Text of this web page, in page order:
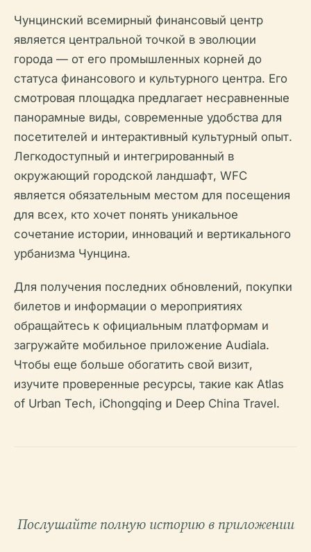
Чунцинский всемирный финансовый центр
является центральной точкой в эволюции
города — от его промышленных корней до
статуса финансового и культурного центра. Его
смотровая площадка предлагает несравненные
панорамные виды, современные удобства для
посетителей и интерактивный культурный опыт.
Легкодоступный и интегрированный в
окружающий городской ландшафт, WFC
является обязательным местом для посещения
для всех, кто хочет понять уникальное
сочетание истории, инноваций и вертикального
урбанизма Чунцина.
Для получения последних обновлений, покупки
билетов и информации о мероприятиях
обращайтесь к официальным платформам и
загружайте мобильное приложение Audiala.
Чтобы еще больше обогатить свой визит,
изучите проверенные ресурсы, такие как Atlas
of Urban Tech, iChongqing и Deep China Travel.
Послушайте полную историю в приложении